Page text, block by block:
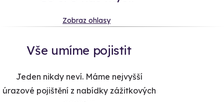
Zobraz ohlasy
Vše umíme pojistit
Jeden nikdy neví. Máme nejvyšší
úrazové pojištění z nabídky zážitkových